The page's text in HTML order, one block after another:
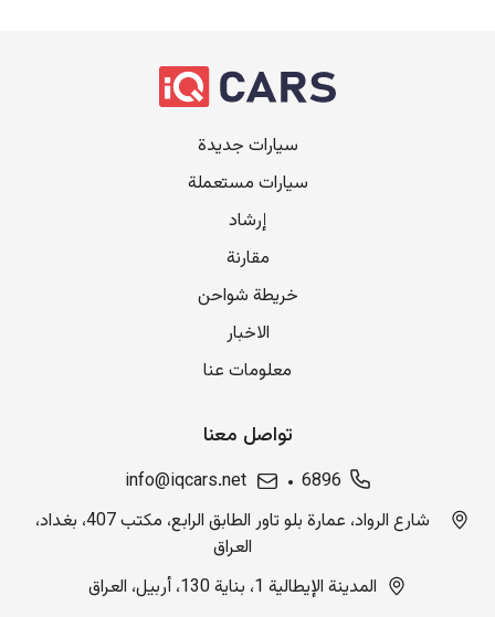
سيارات جديدة
سيارات مستعملة
إرشاد
مقارنة
خريطة شواحن
الاخبار
معلومات عنا
تواصل معنا
6896
info@iqcars.net
شارع الرواد، عمارة بلو تاور الطابق الرابع، مكتب 407، بغداد،
العراق
المدينة الإيطالية 1، بناية 130، أربيل، العراق